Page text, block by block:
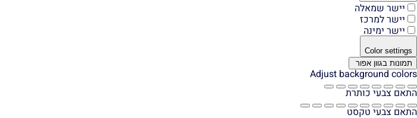
יישר שמאלה
יישר למרכז
יישר ימינה
Color settings
תמונות בגוון אפור
Adjust background colors
התאם צבעי כותרת
התאם צבעי טקסט